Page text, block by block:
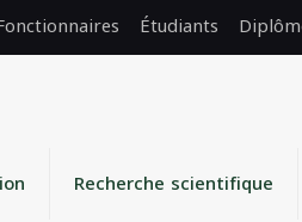
Étudiants
Recherche scientifique